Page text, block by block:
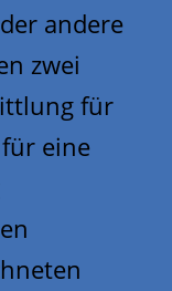
andere
zwei
für
eine